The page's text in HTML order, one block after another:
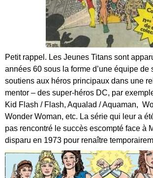
Petit rappel. Les Jeunes Titans sont
années 60 sous la forme d’une équipe
soutiens aux héros principaux dans une
mentor – des super-héros DC, par
Kid Flash / Flash, Aqualad / Aquaman,
Wonder Woman, etc. La série qui leur a
pas rencontré le succès escompté face à
disparu en 1973 pour renaître